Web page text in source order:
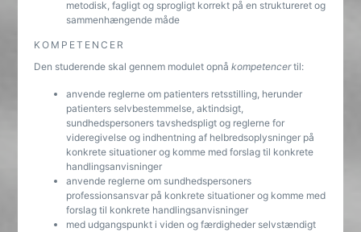
metodisk, fagligt og sprogligt korrekt på en struktureret og
sammenhængende måde
KOMPETENCER
Den studerende skal gennem modulet opnåkompetencertil:
anvende reglerne om patienters retsstilling, herunder
patienters selvbestemmelse, aktindsigt,
sundhedspersoners tavshedspligt og reglerne for
videregivelse og indhentning af helbredsoplysninger på
konkrete situationer og komme med forslag til konkrete
handlingsanvisninger
anvende reglerne om sundhedspersoners
professionsansvar på konkrete situationer og komme med
forslag til konkrete handlingsanvisninger
med udgangspunkt i viden og færdigheder selvstændigt